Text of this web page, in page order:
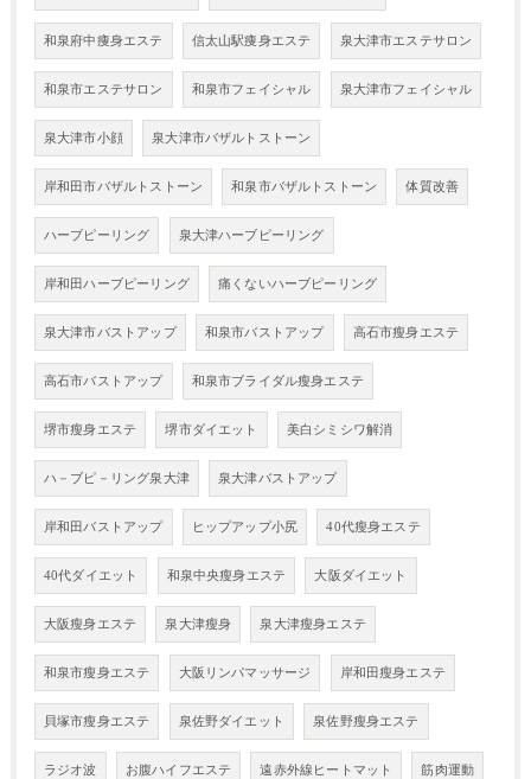
和泉府中痩身エステ 信太山駅痩身エステ 泉大津市エステサロン
和泉市エステサロン 和泉市フェイシャル 泉大津市フェイシャル
泉大津市小顔 泉大津市バザルトストーン
岸和田市バザルトストーン 和泉市バザルトストーン 体質改善
ハーブピーリング 泉大津ハーブピーリング
岸和田ハーブピーリング 痛くないハーブピーリング
泉大津市バストアップ 和泉市バストアップ 高石市瘦身エステ
高石市バストアップ 和泉市ブライダル瘦身エステ
堺市瘦身エステ 堺市ダイエット 美白シミシワ解消
ハ－ブピ－リング泉大津 泉大津バストアップ
岸和田バストアップ ヒップアップ小尻 40代瘦身エステ
40代ダイエット 和泉中央瘦身エステ 大阪ダイエット
大阪瘦身エステ 泉大津瘦身 泉大津瘦身エステ
和泉市瘦身エステ 大阪リンパマッサージ 岸和田瘦身エステ
貝塚市瘦身エステ 泉佐野ダイエット 泉佐野瘦身エステ
ラジオ波 お腹ハイフエステ 遠赤外線ヒートマット 筋肉運動